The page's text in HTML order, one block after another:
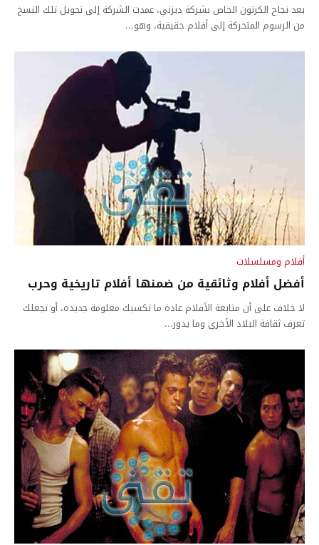
بعد نجاح الكرتون الخاص بشركة ديزني، عمدت الشركة إلى تحويل تلك النسخ
من الرسوم المتحركة إلى أفلام حقيقية، وهو...
أفلام ومسلسلات
أفضل أفلام وثائقية من ضمنها أفلام تاريخية وحرب
لا خلاف على أن متابعة الأفلام عادة ما تكسبك معلومة جديده، أو تجعلك
تعرف ثقافة البلاد الأخرى وما يدور...